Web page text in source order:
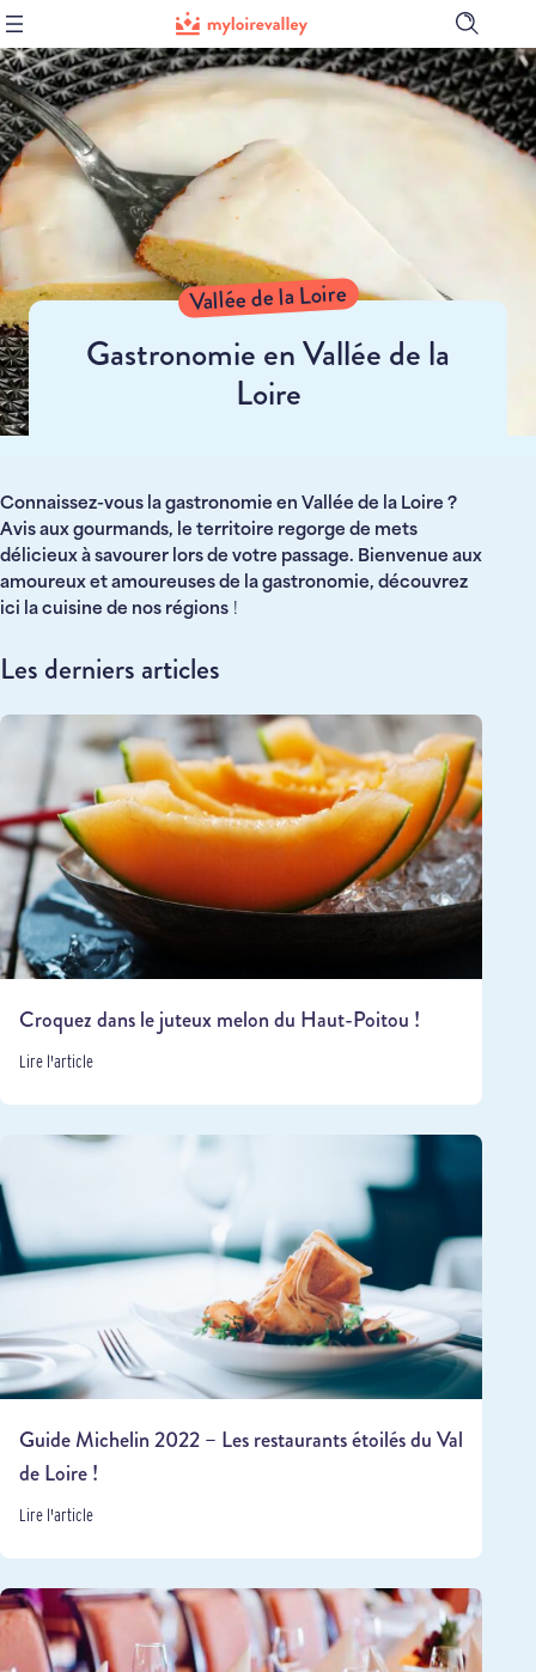
Ouvrir
la
barre
de
Vallée de la Loire
Gastronomie en Vallée de la
Loire
Connaissez-vous la gastronomie en Vallée de la Loire ?
Avis aux gourmands, le territoire regorge de mets
délicieux à savourer lors de votre passage. Bienvenue aux
amoureux et amoureuses de la gastronomie, découvrez
ici la cuisine de nos régions !
Les derniers articles
Croquez dans le juteux melon du Haut-Poitou !
Lire l'article
Guide Michelin 2022 – Les restaurants étoilés du Val
de Loire !
Lire l'article